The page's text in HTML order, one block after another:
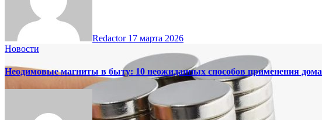
Redactor 17 марта 2026
Новости
Неодимовые магниты в быту: 10 неожиданных способов применения дома